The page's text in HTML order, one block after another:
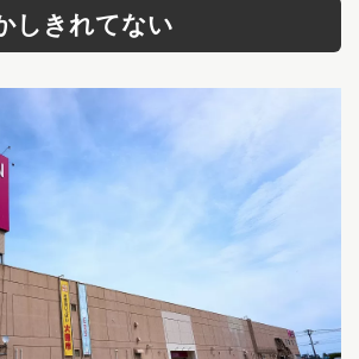
しきれてない